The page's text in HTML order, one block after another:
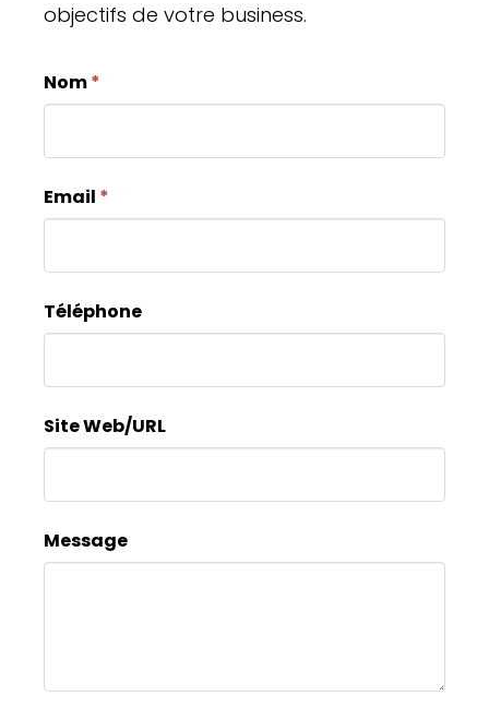
objectifs de votre business.
Contact
Nom*
Email *
Téléphone
Site Web/URL
Message
Si
êtes
un
humain,
pas
champ.